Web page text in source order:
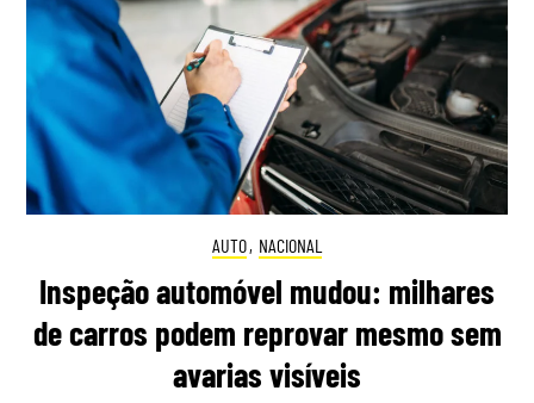
AUTO, NACIONAL
Inspeção automóvel mudou: milhares
de carros podem reprovar mesmo sem
avarias visíveis